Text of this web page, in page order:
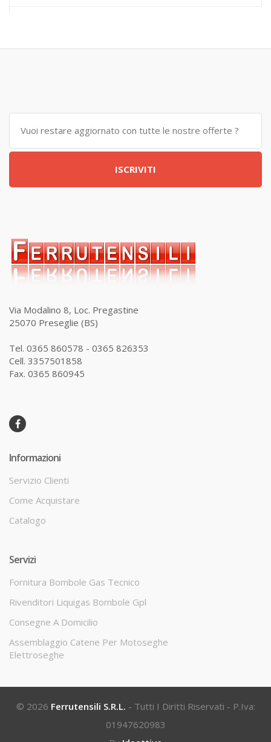
ISCRIVITI
Via Modalino 8, Loc. Pregastine
25070 Preseglie (BS)
Tel. 0365 860578 - 0365 826353
Cell. 3357501858
Fax. 0365 860945
Informazioni
Servizio Clienti
Come Acquistare
Catalogo
Servizi
Fornitura Bombole Gas Tecnico
Rivenditori Liquigas Bombole Gpl
Consegne A Domicilio
Assemblaggio Catene Per Motoseghe
Elettroseghe
© 2026 Ferrutensili S.r.l. - Tutti I Diritti Riservati - P.Iva:
01947620983